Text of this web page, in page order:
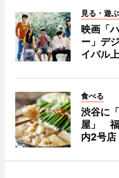
見る・遊ぶ
映画「
ー」デ
イバル
食べる
渋谷に
屋」 福
内2号店